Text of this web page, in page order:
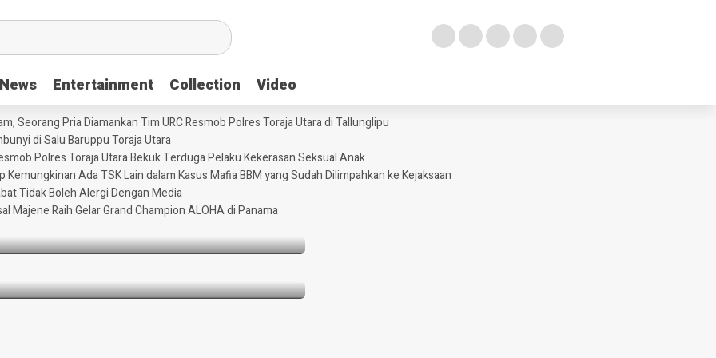
News Entertainment Collection Video
News Entertainment Collection Video
Seorang Pria Diamankan Tim URC Resmob Polres Toraja Utara di Tallunglipu
di Salu Baruppu Toraja Utara
Polres Toraja Utara Bekuk Terduga Pelaku Kekerasan Seksual Anak
Ada TSK Lain dalam Kasus Mafia BBM yang Sudah Dilimpahkan ke Kejaksaan
Tidak Boleh Alergi Dengan Media
Majene Raih Gelar Grand Champion ALOHA di Panama
Seorang Pria Diamankan Tim URC
Tallunglipu
Kemungkinan Ada TSK Lain dalam
ke Kejaksaan